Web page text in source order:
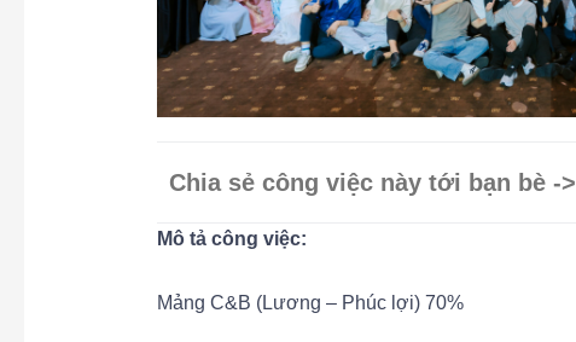
Chia sẻ công việc này tới bạn bè ->
Mô tả công việc:
Mảng C&B (Lương – Phúc lợi) 70%